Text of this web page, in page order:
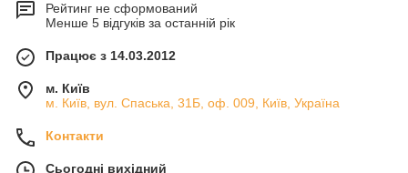
Рейтинг не сформований
Менше 5 відгуків за останній рік
Працює з 14.03.2012
м. Київ
м. Київ, вул. Спаська, 31Б, оф. 009, Київ, Україна
Контакти
Сьогодні вихідний